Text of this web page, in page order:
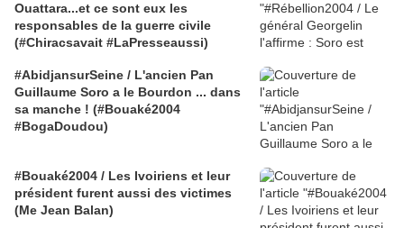
Ouattara...et ce sont eux les
responsables de la guerre civile
(#Chiracsavait #LaPresseaussi)
#AbidjansurSeine / L'ancien Pan
Guillaume Soro a le Bourdon ... dans
sa manche ! (#Bouaké2004
#BogaDoudou)
#Bouaké2004 / Les Ivoiriens et leur
président furent aussi des victimes
(Me Jean Balan)